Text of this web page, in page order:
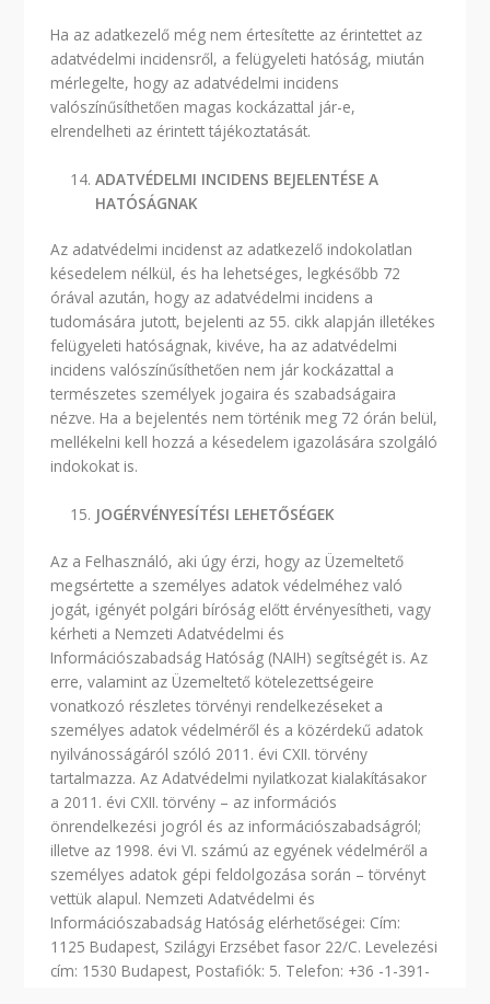
Ha az adatkezelő még nem értesítette az érintettet az
adatvédelmi incidensről, a felügyeleti hatóság, miután
mérlegelte, hogy az adatvédelmi incidens
valószínűsíthetően magas kockázattal jár-e,
elrendelheti az érintett tájékoztatását.
ADATVÉDELMI INCIDENS BEJELENTÉSE A
HATÓSÁGNAK
Az adatvédelmi incidenst az adatkezelő indokolatlan
késedelem nélkül, és ha lehetséges, legkésőbb 72
órával azután, hogy az adatvédelmi incidens a
tudomására jutott, bejelenti az 55. cikk alapján illetékes
felügyeleti hatóságnak, kivéve, ha az adatvédelmi
incidens valószínűsíthetően nem jár kockázattal a
természetes személyek jogaira és szabadságaira
nézve. Ha a bejelentés nem történik meg 72 órán belül,
mellékelni kell hozzá a késedelem igazolására szolgáló
indokokat is.
JOGÉRVÉNYESÍTÉSI LEHETŐSÉGEK
Az a Felhasználó, aki úgy érzi, hogy az Üzemeltető
megsértette a személyes adatok védelméhez való
jogát, igényét polgári bíróság előtt érvényesítheti, vagy
kérheti a Nemzeti Adatvédelmi és
Információszabadság Hatóság (NAIH) segítségét is. Az
erre, valamint az Üzemeltető kötelezettségeire
vonatkozó részletes törvényi rendelkezéseket a
személyes adatok védelméről és a közérdekű adatok
nyilvánosságáról szóló 2011. évi CXII. törvény
tartalmazza. Az Adatvédelmi nyilatkozat kialakításakor
a 2011. évi CXII. törvény – az információs
önrendelkezési jogról és az információszabadságról;
illetve az 1998. évi VI. számú az egyének védelméről a
személyes adatok gépi feldolgozása során – törvényt
vettük alapul. Nemzeti Adatvédelmi és
Információszabadság Hatóság elérhetőségei: Cím:
1125 Budapest, Szilágyi Erzsébet fasor 22/C. Levelezési
cím: 1530 Budapest, Postafiók: 5. Telefon: +36 -1-391-